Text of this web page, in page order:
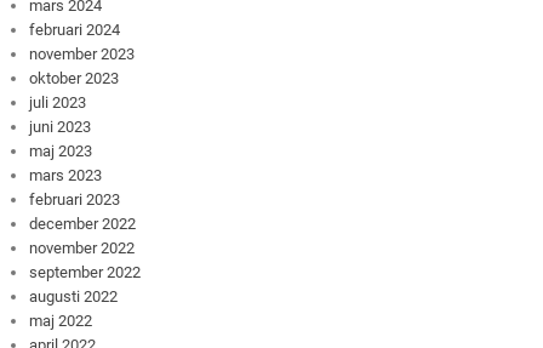
mars 2024
februari 2024
november 2023
oktober 2023
juli 2023
juni 2023
maj 2023
mars 2023
februari 2023
december 2022
november 2022
september 2022
augusti 2022
maj 2022